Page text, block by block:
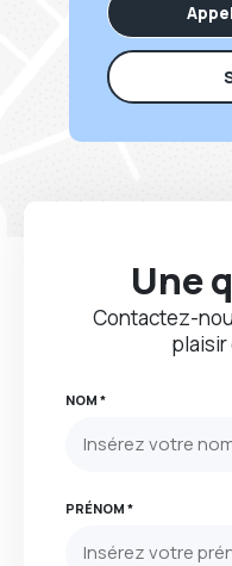
Une
Contactez-
plaisir
NOM *
PRÉNOM *